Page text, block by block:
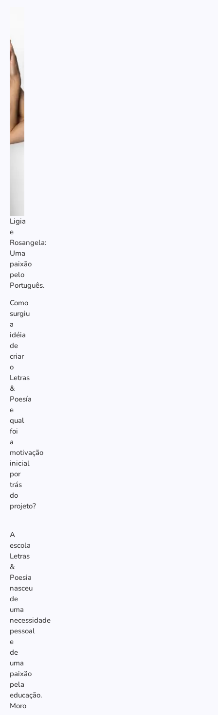
Ligia
e
Rosangela:
Uma
paixão
pelo
Português.
Como
surgiu
a
idéia
de
criar
o
Letras
&
Poesía
e
qual
foi
a
motivação
inicial
por
trás
do
projeto?
A
escola
Letras
&
Poesia
nasceu
de
uma
necessidade
pessoal
e
de
uma
paixão
pela
educação.
Moro